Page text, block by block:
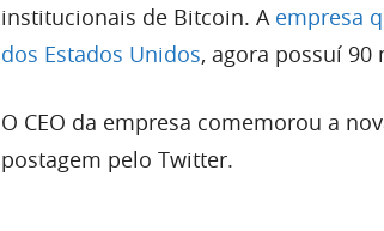
institucionais de Bitcoin. A empresa
dos Estados Unidos, agora possuí 90
O CEO da empresa comemorou a
postagem pelo Twitter.